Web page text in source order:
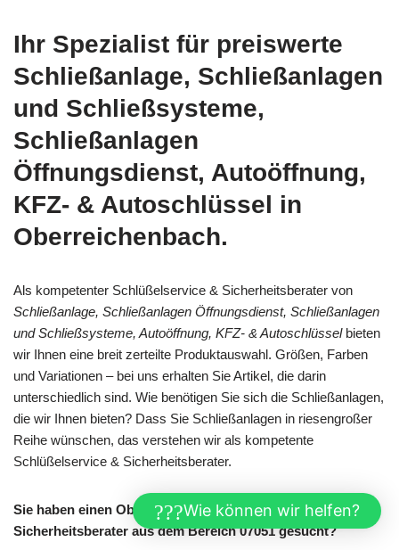
Ihr Spezialist für preiswerte
Schließanlage, Schließanlagen
und Schließsysteme,
Schließanlagen
Öffnungsdienst, Autoöffnung,
KFZ- & Autoschlüssel in
Oberreichenbach.
Als kompetenter Schlüßelservice & Sicherheitsberater von
Schließanlage, Schließanlagen Öffnungsdienst, Schließanlagen
und Schließsysteme, Autoöffnung, KFZ- & Autoschlüsselbieten
wir Ihnen eine breit zerteilte Produktauswahl. Größen, Farben
und Variationen – bei uns erhalten Sie Artikel, die darin
unterschiedlich sind. Wie benötigen Sie sich die Schließanlagen,
die wir Ihnen bieten? Dass Sie Schließanlagen in riesengroßer
Reihe wünschen, das verstehen wir als kompetente
Schlüßelservice & Sicherheitsberater.
Sie haben einen Oberreichenbacher Schlüßelservice &
Sicherheitsberater aus dem Bereich 07051 gesucht?
Wie können wir helfen?